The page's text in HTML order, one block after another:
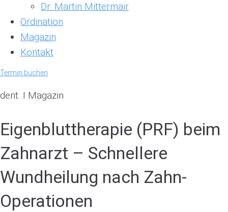
Dr. Martin Mittermair
Ordination
Magazin
Kontakt
Termin buchen
dent. I Magazin
Eigenbluttherapie (PRF) beim
Zahnarzt – Schnellere
Wundheilung nach Zahn-
Operationen